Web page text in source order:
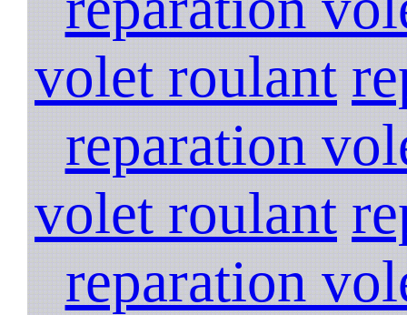
volet roulant
reparation
volet roulant
reparation